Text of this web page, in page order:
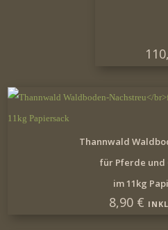
IN DEN
Thannwald
für Pferde
im 11kg
8,90 €